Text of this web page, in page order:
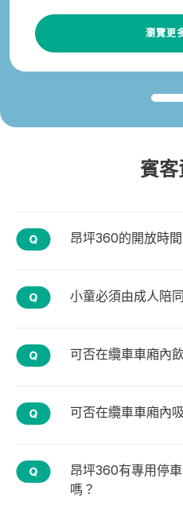
瀏覽更
賓客
昂坪360的開放時間
小童必須由成人陪
可否在纜車車廂內
可否在纜車車廂內
昂坪360有專用停
嗎？